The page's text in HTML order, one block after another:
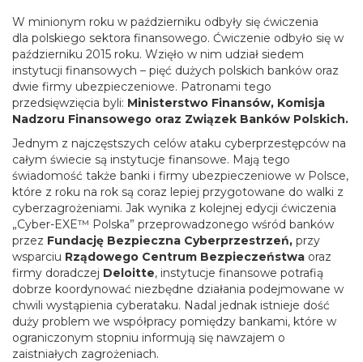
W minionym roku w październiku odbyły się ćwiczenia
dla polskiego sektora finansowego. Ćwiczenie odbyło się w
październiku 2015 roku. Wzięło w nim udział siedem
instytucji finansowych – pięć dużych polskich banków oraz
dwie firmy ubezpieczeniowe. Patronami tego
przedsięwzięcia byli: Ministerstwo Finansów, Komisja
Nadzoru Finansowego oraz Związek Banków Polskich.
Jednym z najczęstszych celów ataku cyberprzestępców na
całym świecie są instytucje finansowe. Mają tego
świadomość także banki i firmy ubezpieczeniowe w Polsce,
które z roku na rok są coraz lepiej przygotowane do walki z
cyberzagrożeniami. Jak wynika z kolejnej edycji ćwiczenia
„Cyber-EXE™ Polska” przeprowadzonego wśród banków
przez Fundację Bezpieczna Cyberprzestrzeń, przy
wsparciu Rządowego Centrum Bezpieczeństwa oraz
firmy doradczej Deloitte, instytucje finansowe potrafią
dobrze koordynować niezbędne działania podejmowane w
chwili wystąpienia cyberataku. Nadal jednak istnieje dość
duży problem we współpracy pomiędzy bankami, które w
ograniczonym stopniu informują się nawzajem o
zaistniałych zagrożeniach.